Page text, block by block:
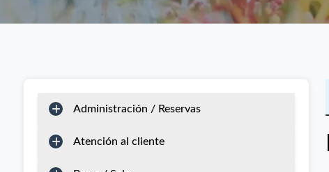
Administración / Reservas
Atención al cliente